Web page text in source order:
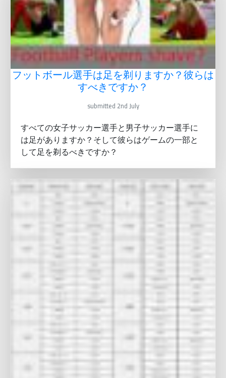
フットボール選手は足を剃りますか？彼らは
すべきですか？
submitted 2nd July
すべての女子サッカー選手と男子サッカー選手に
は足がありますか？そして彼らはゲームの一部と
して足を剃るべきですか？